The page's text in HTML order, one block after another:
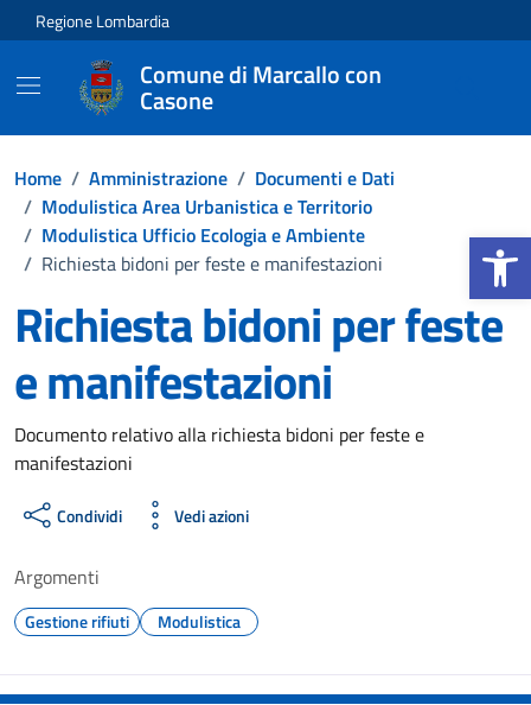
Apri la
Vai ai contenuti
Vai al footer
Regione Lombardia
Comune di Marcallo con
Casone
Home / Amministrazione / Documenti e Dati
/ Modulistica Area Urbanistica e Territorio
/ Modulistica Ufficio Ecologia e Ambiente
/ Richiesta bidoni per feste e manifestazioni
Richiesta bidoni per feste
e manifestazioni
Dettagli del documento
Documento relativo alla richiesta bidoni per feste e
manifestazioni
Condividi Vedi azioni
Argomenti
Gestione rifiuti Modulistica